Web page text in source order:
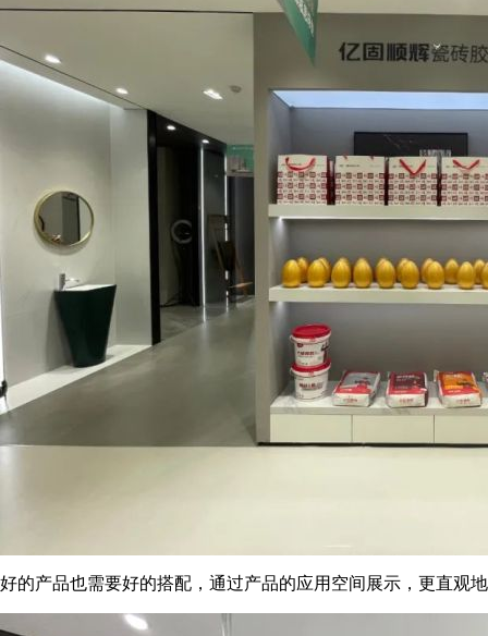
好的产品也需要好的搭配，通过产品的应用空间展示，更直观